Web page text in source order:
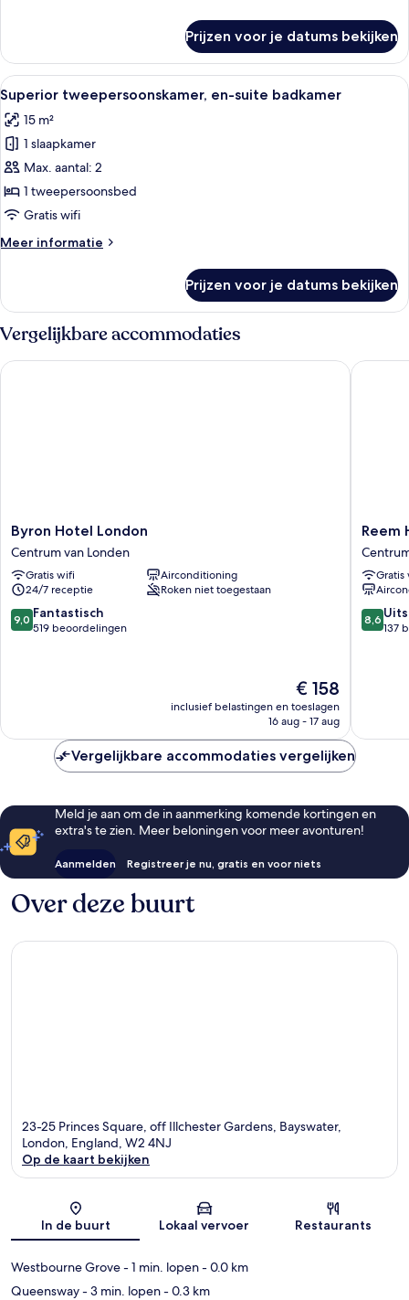
suite,
en-
suite
badkamer
Prijzen voor je datums bekijken
Alle
foto's
voor
Superior
tweepersoonskamer,
en-
suite
laden
Een hotelkamer met een groot bed,
12
Superior tweepersoonskamer, en-suite badkamer
15 m²
1 slaapkamer
Max. aantal: 2
1 tweepersoonsbed
Gratis wifi
Meer informatie
Meer
tweepersoonskamer,
suite
Prijzen voor je datums bekijken
Vergelijkbare accommodaties
Byron
Hotel
London
Centrum
van
Londen
Byron Hotel London
Centrum van Londen
Gratis wifi
Airconditioning
24/7 receptie
Roken niet toegestaan
9.0
van
9,0 Fantastisch
519 beoordelingen
De
prijs
is
€ 158
inclusief belastingen en toeslagen
16 aug - 17 aug
Byron Hotel London
Reem
Hotel
van
Londen
Reem
Gratis
8.6
van
8,6
137
Reem
Vergelijkbare accommodaties vergelijken
Meld je aan om de in aanmerking komende kortingen en
extra's te zien. Meer beloningen voor meer avonturen!
Aanmelden Registreer je nu, gratis en voor niets
Over deze buurt
23-25 Princes Square, off Illchester Gardens, Bayswater,
London, England, W2 4NJ
Op de kaart bekijken
In de buurt Lokaal vervoer Restaurants
Westbourne Grove- 1 min. lopen- 0.0 km
Queensway- 3 min. lopen- 0.3 km